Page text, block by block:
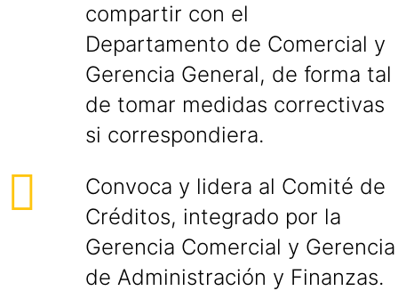
compartir con el
Departamento de Comercial y
Gerencia General, de forma tal
de tomar medidas correctivas
si correspondiera.
Convoca y lidera al Comité de
Créditos, integrado por la
Gerencia Comercial y Gerencia
de Administración y Finanzas.